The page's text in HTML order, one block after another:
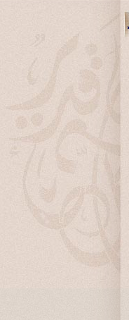
نسأل الله تعالى أن يمن بالشفاء